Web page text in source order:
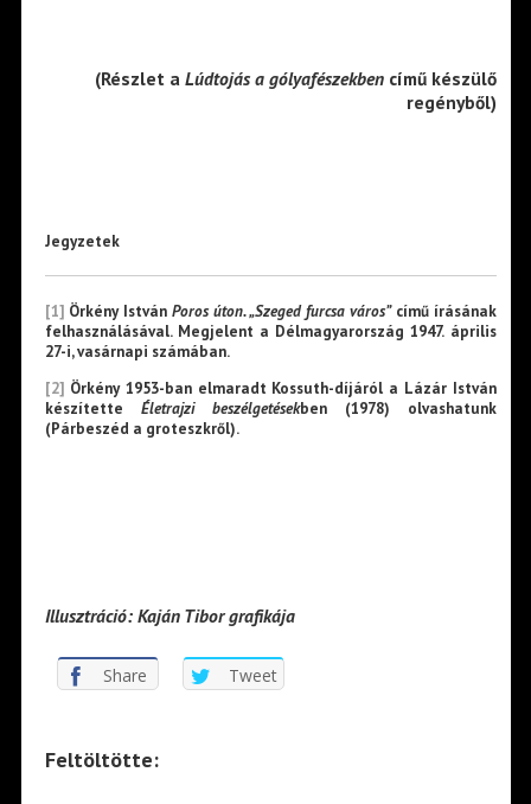
(Részlet a Lúdtojás a gólyafészekbencímű készülő
regényből)
Jegyzetek
[1] Örkény IstvánPoros úton. „Szeged furcsa város”című írásának
felhasználásával. Megjelent a Délmagyarország 1947. április
27-i, vasárnapi számában.
[2] Örkény 1953-ban elmaradt Kossuth-díjáról a Lázár István
készítette Életrajzi beszélgetésekben (1978) olvashatunk
(Párbeszéd a groteszkről).
Illusztráció: Kaján Tibor grafikája
Share Tweet
Feltöltötte: